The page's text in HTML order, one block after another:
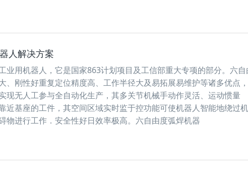
人解决方案
业用机器人，它是国家863计划项目及工信部重大专项的部分。六自
、刚性好重复定位精度高、工作半径大及易拓展易维护等诸多优点，
现无人工参与全自动化生产，其多关节机械手动作灵活、运动惯量
近基座的工件，其空间区域实时监于控功能可使机器人智能地绕过机
物进行工作．安全性好日效率极高。六自由度弧焊机器